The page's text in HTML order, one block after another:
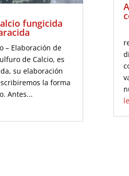
fungicida
– Elaboración de
de Calcio, es
su elaboración
la forma
Antes...